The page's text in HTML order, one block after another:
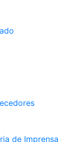
de Imprensa